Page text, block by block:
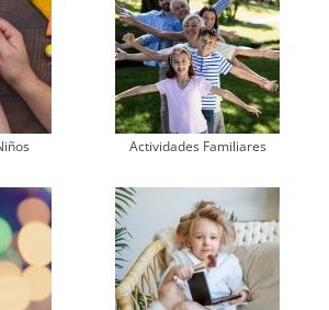
Actividades Familiares